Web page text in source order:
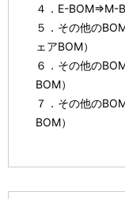
４．E-BOM⇒M-
５．その他の
ェアBOM）
６．その他の
BOM）
７．その他の
BOM）